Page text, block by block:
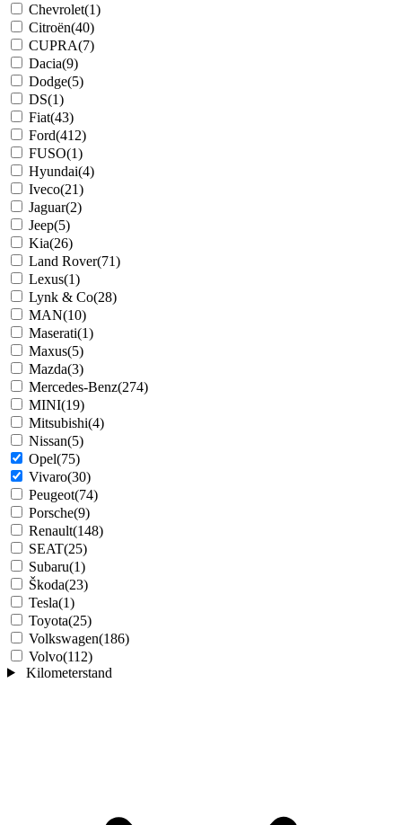
Chevrolet(1)
Citroën(40)
CUPRA(7)
Dacia(9)
Dodge(5)
DS(1)
Fiat(43)
Ford(412)
FUSO(1)
Hyundai(4)
Iveco(21)
Jaguar(2)
Jeep(5)
Kia(26)
Land Rover(71)
Lexus(1)
Lynk & Co(28)
MAN(10)
Maserati(1)
Maxus(5)
Mazda(3)
Mercedes-Benz(274)
MINI(19)
Mitsubishi(4)
Nissan(5)
Opel(75)
Vivaro(30)
Peugeot(74)
Porsche(9)
Renault(148)
SEAT(25)
Subaru(1)
Škoda(23)
Tesla(1)
Toyota(25)
Volkswagen(186)
Volvo(112)
Kilometerstand